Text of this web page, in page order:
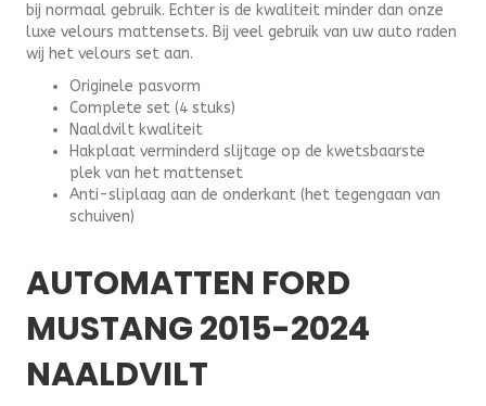
bij normaal gebruik. Echter is de kwaliteit minder dan onze
luxe velours mattensets. Bij veel gebruik van uw auto raden
wij het velours set aan.
Originele pasvorm
Complete set (4 stuks)
Naaldvilt kwaliteit
Hakplaat verminderd slijtage op de kwetsbaarste
plek van het mattenset
Anti-sliplaag aan de onderkant (het tegengaan van
schuiven)
AUTOMATTEN FORD
MUSTANG 2015-2024
NAALDVILT